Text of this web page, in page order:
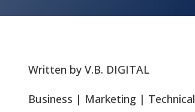
Written byV.B. DIGITAL
Business | Marketing | Technical